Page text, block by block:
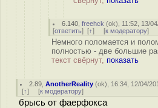
6.140 ,freehck (ok), 11:52, 13/
[ответить] [↑] [к модератору]
Немного поломается и
полностью - две большие
текст свёрнут, показать
2.89 ,AnotherReality (ok), 16:34, 12/04/
[↑] [к модератору]
брысь от фаерфокса